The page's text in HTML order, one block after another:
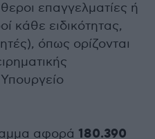
επαγγελματίες ή
κάθε ειδικότητας,
όπως ορίζονται
αφορά 180.390